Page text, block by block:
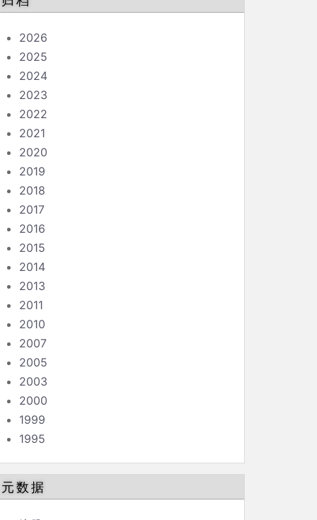
2026
2025
2024
2023
2022
2021
2020
2019
2018
2017
2016
2015
2014
2013
2011
2010
2007
2005
2003
2000
1999
1995
元数据